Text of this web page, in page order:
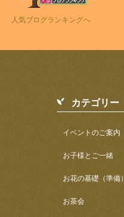
人気ブログランキングへ
カテゴリー
イベントのご案内
お子様とご一緒
お花の基礎（準備）
お茶会